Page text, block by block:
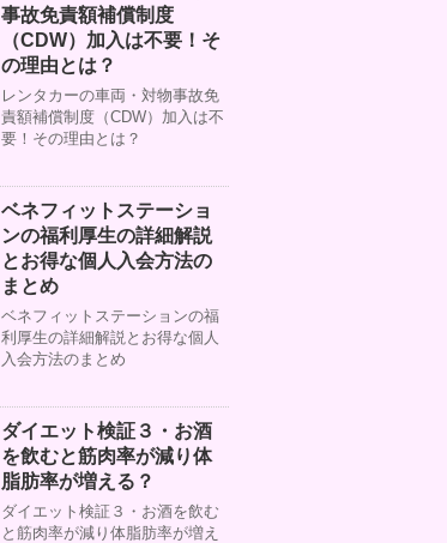
事故免責額補償制度
（CDW）加入は不要！そ
の理由とは？
レンタカーの車両・対物事故免
責額補償制度（CDW）加入は不
要！その理由とは？
ベネフィットステーショ
ンの福利厚生の詳細解説
とお得な個人入会方法の
まとめ
ベネフィットステーションの福
利厚生の詳細解説とお得な個人
入会方法のまとめ
ダイエット検証３・お酒
を飲むと筋肉率が減り体
脂肪率が増える？
ダイエット検証３・お酒を飲む
と筋肉率が減り体脂肪率が増え